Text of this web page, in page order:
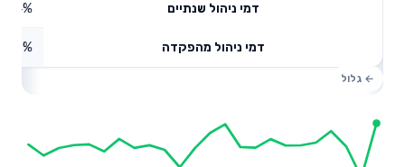
דמי ניהול שנתיים
דמי ניהול מהפקדה